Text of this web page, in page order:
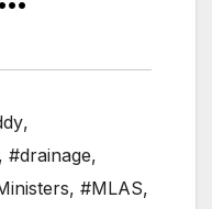
,
, #drainage,
, #MLAS,